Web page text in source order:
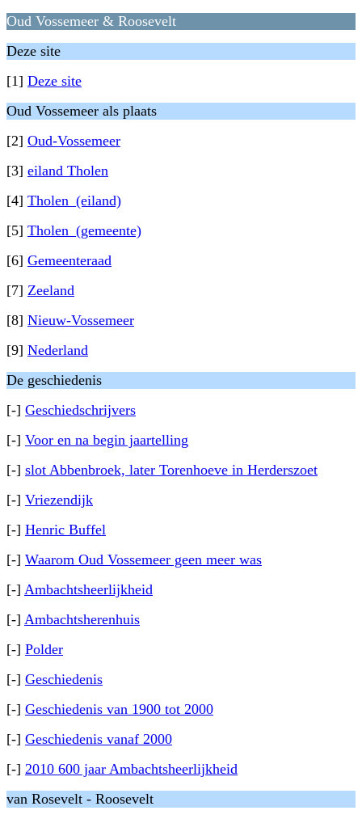
Oud Vossemeer & Roosevelt
Deze site
[1] Deze site
Oud Vossemeer als plaats
[2] Oud-Vossemeer
[3] eiland Tholen
[4] Tholen_(eiland)
[5] Tholen_(gemeente)
[6] Gemeenteraad
[7] Zeeland
[8] Nieuw-Vossemeer
[9] Nederland
De geschiedenis
[-] Geschiedschrijvers
[-] Voor en na begin jaartelling
[-] slot Abbenbroek, later Torenhoeve in Herderszoet
[-] Vriezendijk
[-] Henric Buffel
[-] Waarom Oud Vossemeer geen meer was
[-] Ambachtsheerlijkheid
[-] Ambachtsherenhuis
[-] Polder
[-] Geschiedenis
[-] Geschiedenis van 1900 tot 2000
[-] Geschiedenis vanaf 2000
[-] 2010 600 jaar Ambachtsheerlijkheid
van Rosevelt - Roosevelt